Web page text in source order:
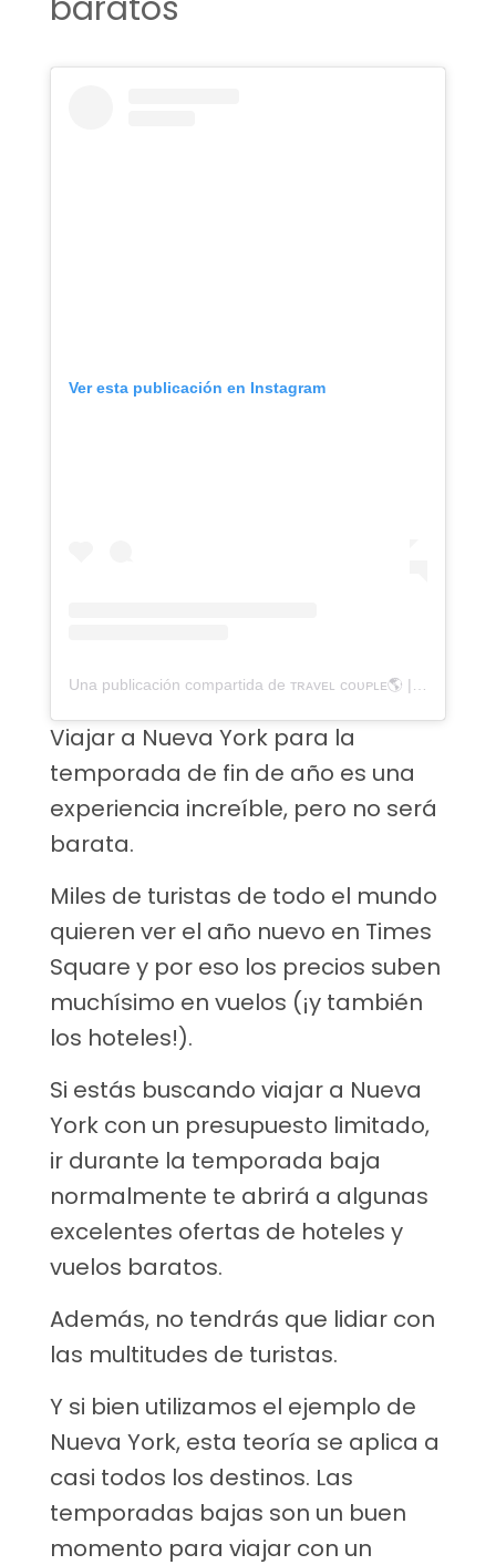
Ver esta publicación en Instagram
Viajar a Nueva York para la
temporada de fin de año es una
experiencia increíble, pero no será
barata.
Miles de turistas de todo el mundo
quieren ver el año nuevo en Times
Square y por eso los precios suben
muchísimo en vuelos (¡y también
los hoteles!).
Si estás buscando viajar a Nueva
York con un presupuesto limitado,
ir durante la temporada baja
normalmente te abrirá a algunas
excelentes ofertas de hoteles y
vuelos baratos.
Además, no tendrás que lidiar con
las multitudes de turistas.
Y si bien utilizamos el ejemplo de
Nueva York, esta teoría se aplica a
casi todos los destinos. Las
temporadas bajas son un buen
momento para viajar con un